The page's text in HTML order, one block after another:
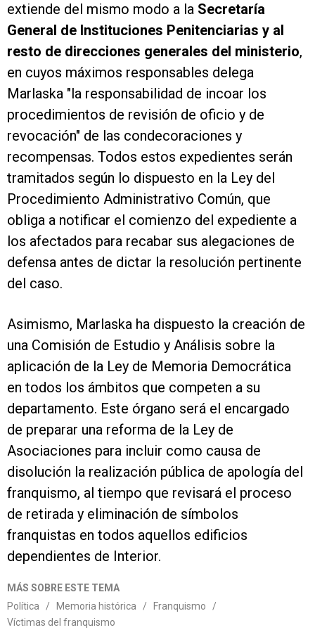
extiende del mismo modo a la Secretaría
General de Instituciones Penitenciarias y al
resto de direcciones generales del ministerio,
en cuyos máximos responsables delega
Marlaska "la responsabilidad de incoar los
procedimientos de revisión de oficio y de
revocación" de las condecoraciones y
recompensas. Todos estos expedientes serán
tramitados según lo dispuesto en la Ley del
Procedimiento Administrativo Común, que
obliga a notificar el comienzo del expediente a
los afectados para recabar sus alegaciones de
defensa antes de dictar la resolución pertinente
del caso.
Asimismo, Marlaska ha dispuesto la creación de
una Comisión de Estudio y Análisis sobre la
aplicación de la Ley de Memoria Democrática
en todos los ámbitos que competen a su
departamento. Este órgano será el encargado
de preparar una reforma de la Ley de
Asociaciones para incluir como causa de
disolución la realización pública de apología del
franquismo, al tiempo que revisará el proceso
de retirada y eliminación de símbolos
franquistas en todos aquellos edificios
dependientes de Interior.
MÁS SOBRE ESTE TEMA
Política
/ Memoria histórica / Franquismo
/
Víctimas del franquismo